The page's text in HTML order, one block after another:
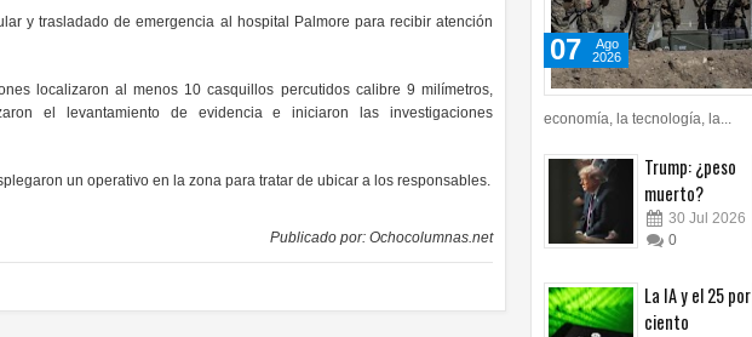
y trasladado de emergencia al hospital Palmore para recibir atención
localizaron al menos 10 casquillos percutidos calibre 9 milímetros,
el levantamiento de evidencia e iniciaron las investigaciones
un operativo en la zona para tratar de ubicar a los responsables.
Publicado por: Ochocolumnas.net
07
Ago
2026
economía, la tecnología, la...
Trump: ¿peso
muerto?
30 Jul 2026
0
La IA y el 25 por
ciento